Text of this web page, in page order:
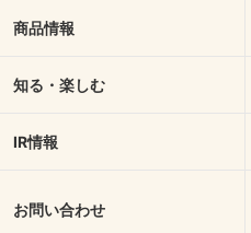
商品情報
知る・楽しむ
IR情報
お問い合わせ